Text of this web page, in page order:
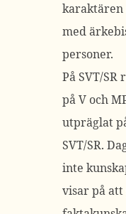
karaktären
med
personer.
På SVT/
på V och
utpräglat
SVT/SR.
inte
visar på